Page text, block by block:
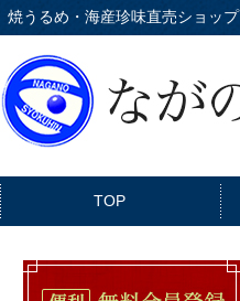
焼うるめ・海産珍味直売ショップ
TOP